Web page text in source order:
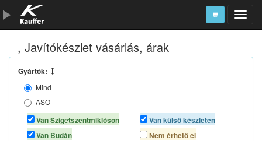
Szerszámkatalógus
Kosár
Alkatrészek
, Javítókészlet vásárlás, árak
Gyártók:
Mind
ASO
AUTOLIFE
BGS TECHNIC
Van Szigetszentmiklóson
Van Budán
Van külső készleten
Nem érhető el